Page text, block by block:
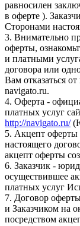
равносилен
в оферте ).
Сторонами
3. Внимательно
оферты,
и платными
договора или
Вам отказаться
navigato.ru.
4. Оферта -
платных услуг
http://navigato.ru/
5. Акцепт оферты
настоящего
акцепт оферты
6. Заказчик -
осуществившее
платных услуг
7. Договор
и Заказчиком на
посредством